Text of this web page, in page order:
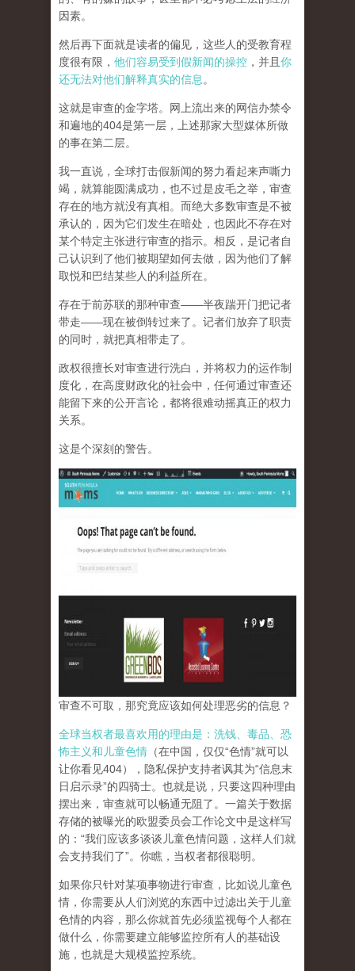
因素。
然后再下面就是读者的偏见，这些人的受教育程
度很有限， 他们容易受到假新闻的操控 ，并且 你
还无法对他们解释真实的信息 。
这就是审查的金字塔。网上流出来的网信办禁令
和遍地的404是第一层，上述那家大型媒体所做
的事在第二层。
我一直说，全球打击假新闻的努力看起来声嘶力
竭，就算能圆满成功，也不过是皮毛之举，审查
存在的地方就没有真相。而绝大多数审查是不被
承认的，因为它们发生在暗处，也因此不存在对
某个特定主张进行审查的指示。相反，是记者自
己认识到了他们被期望如何去做，因为他们了解
取悦和巴结某些人的利益所在。
存在于前苏联的那种审查——半夜踹开门把记者
带走——现在被倒转过来了。记者们放弃了职责
的同时，就把真相带走了。
政权很擅长对审查进行洗白，并将权力的运作制
度化，在高度财政化的社会中，任何通过审查还
能留下来的公开言论，都将很难动摇真正的权力
关系。
这是个深刻的警告。
审查不可取，那究竟应该如何处理恶劣的信息？
全球当权者最喜欢用的理由是：洗钱、毒品、恐
怖主义和儿童色情 （在中国，仅仅“色情”就可以
让你看见404），隐私保护支持者讽其为“信息末
日启示录”的四骑士。也就是说，只要这四种理由
摆出来，审查就可以畅通无阻了。一篇关于数据
存储的被曝光的欧盟委员会工作论文中是这样写
的：“我们应该多谈谈儿童色情问题，这样人们就
会支持我们了”。你瞧，当权者都很聪明。
如果你只针对某项事物进行审查，比如说儿童色
情，你需要从人们浏览的东西中过滤出关于儿童
色情的内容，那么你就首先必须监视每个人都在
做什么，你需要建立能够监控所有人的基础设
施，也就是大规模监控系统。